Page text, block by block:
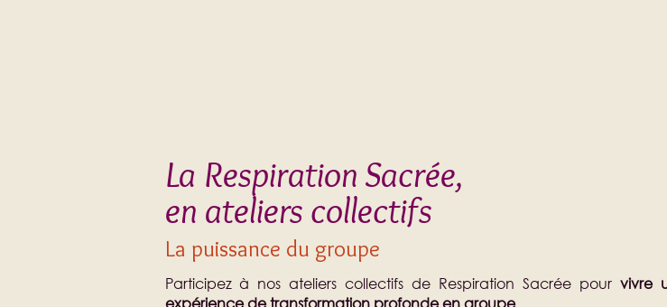
La Respiration Sacrée,
en ateliers collectifs
La puissance du groupe
Participez à nos ateliers collectifs de Respiration Sacrée pour vivre
expérience de transformation profonde en groupe.